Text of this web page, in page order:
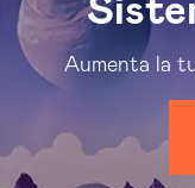
Aumenta la